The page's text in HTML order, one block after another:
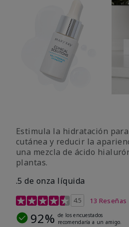
Estimula la hidratación
cutánea y reducir la
una mezcla de ácido
plantas.
.5 de onza líquida
Calificación de clientes de 3,2
4.5 13 Reseñas
92% de los encuestados
recomendaría a un amigo.